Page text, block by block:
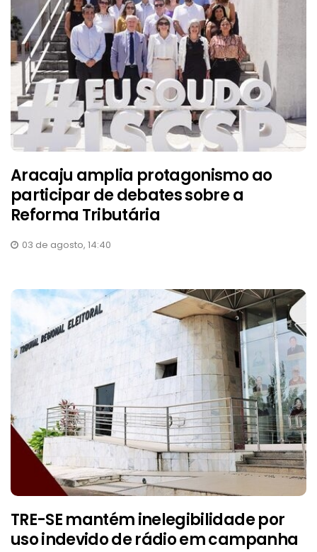
Aracaju amplia protagonismo ao
participar de debates sobre a
Reforma Tributária
03 de agosto, 14:40
TRE-SE mantém inelegibilidade por
uso indevido de rádio em campanha